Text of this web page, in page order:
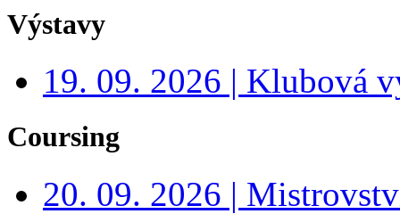
Výstavy
19. 09. 2026 | Klubová
Coursing
20. 09. 2026 |